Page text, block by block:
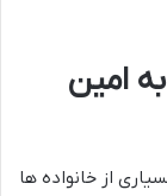
امین
از خانواده ها